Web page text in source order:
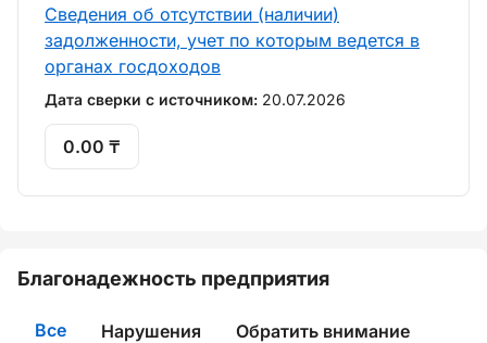
Сведения об отсутствии (наличии)
задолженности, учет по которым ведется в
органах госдоходов
Дата сверки с источником: 20.07.2026
0.00 ₸
Благонадежность предприятия
Все Нарушения Обратить внимание